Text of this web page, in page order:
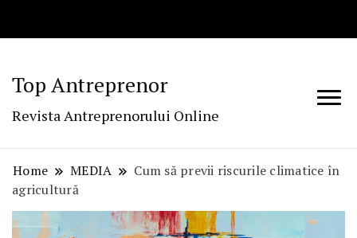
Top Antreprenor
Revista Antreprenorului Online
Home MEDIA
Cum să previi riscurile climatice în
agricultură